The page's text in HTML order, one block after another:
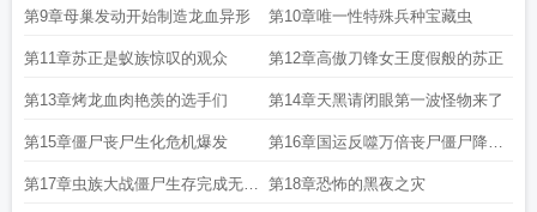
第9章母巢发动开始制造龙血异形 第10章唯一性特殊兵种宝藏虫
第11章苏正是蚁族惊叹的观众 第12章高傲刀锋女王度假般的苏正
第13章烤龙血肉艳羡的选手们 第14章天黑请闭眼第一波怪物来了
第15章僵尸丧尸生化危机爆发 第16章国运反噬万倍丧尸僵尸降临
地球
第17章虫族大战僵尸生存完成无双 第18章恐怖的黑夜之灾